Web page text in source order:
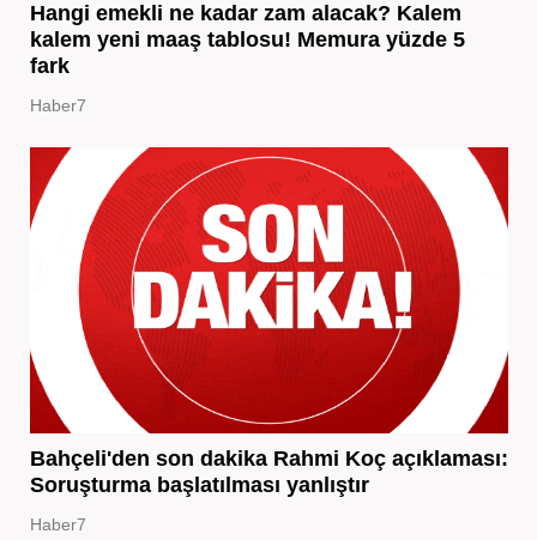
Hangi emekli ne kadar zam alacak? Kalem
kalem yeni maaş tablosu! Memura yüzde 5
fark
Haber7
Bahçeli'den son dakika Rahmi Koç açıklaması:
Soruşturma başlatılması yanlıştır
Haber7